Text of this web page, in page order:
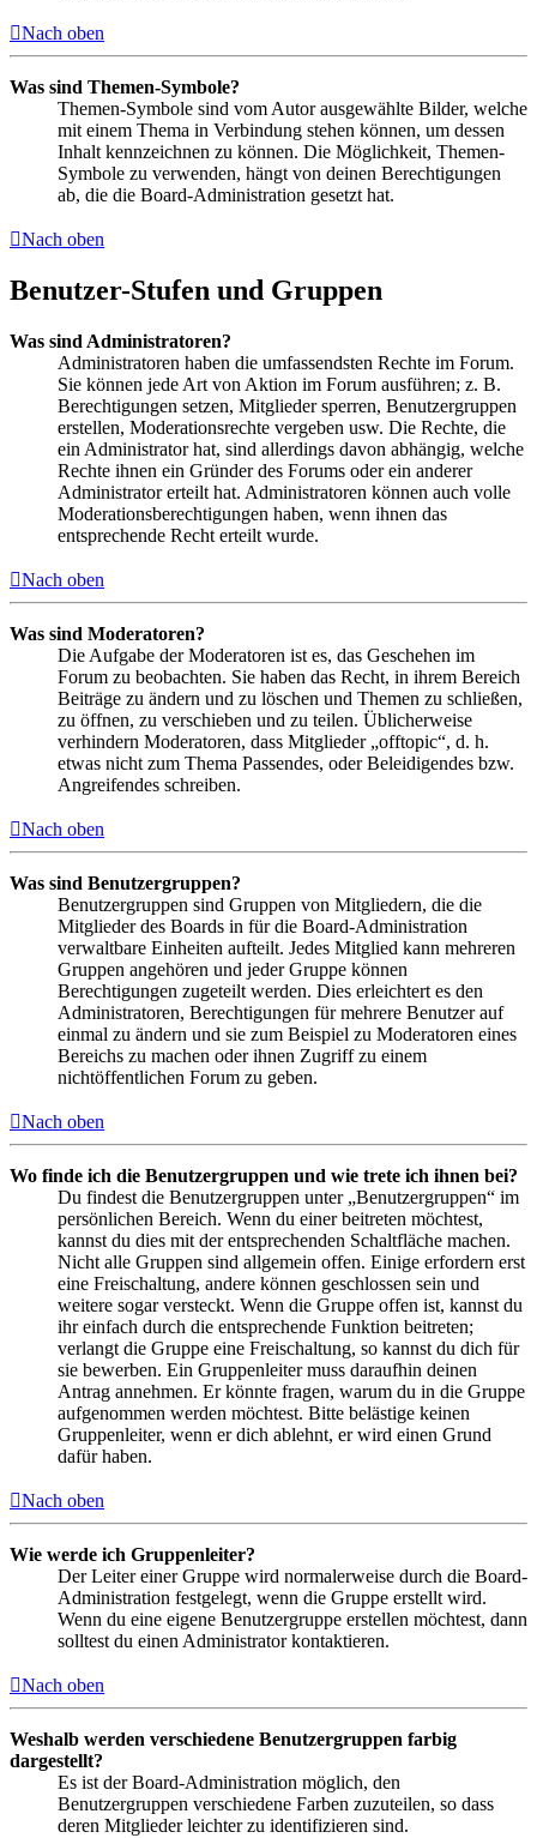
Nach oben
Was sind Themen-Symbole?
Themen-Symbole sind vom Autor ausgewählte Bilder, welche
mit einem Thema in Verbindung stehen können, um dessen
Inhalt kennzeichnen zu können. Die Möglichkeit, Themen-
Symbole zu verwenden, hängt von deinen Berechtigungen
ab, die die Board-Administration gesetzt hat.
Nach oben
Benutzer-Stufen und Gruppen
Was sind Administratoren?
Administratoren haben die umfassendsten Rechte im Forum.
Sie können jede Art von Aktion im Forum ausführen; z. B.
Berechtigungen setzen, Mitglieder sperren, Benutzergruppen
erstellen, Moderationsrechte vergeben usw. Die Rechte, die
ein Administrator hat, sind allerdings davon abhängig, welche
Rechte ihnen ein Gründer des Forums oder ein anderer
Administrator erteilt hat. Administratoren können auch volle
Moderationsberechtigungen haben, wenn ihnen das
entsprechende Recht erteilt wurde.
Nach oben
Was sind Moderatoren?
Die Aufgabe der Moderatoren ist es, das Geschehen im
Forum zu beobachten. Sie haben das Recht, in ihrem Bereich
Beiträge zu ändern und zu löschen und Themen zu schließen,
zu öffnen, zu verschieben und zu teilen. Üblicherweise
verhindern Moderatoren, dass Mitglieder „offtopic“, d. h.
etwas nicht zum Thema Passendes, oder Beleidigendes bzw.
Angreifendes schreiben.
Nach oben
Was sind Benutzergruppen?
Benutzergruppen sind Gruppen von Mitgliedern, die die
Mitglieder des Boards in für die Board-Administration
verwaltbare Einheiten aufteilt. Jedes Mitglied kann mehreren
Gruppen angehören und jeder Gruppe können
Berechtigungen zugeteilt werden. Dies erleichtert es den
Administratoren, Berechtigungen für mehrere Benutzer auf
einmal zu ändern und sie zum Beispiel zu Moderatoren eines
Bereichs zu machen oder ihnen Zugriff zu einem
nichtöffentlichen Forum zu geben.
Nach oben
Wo finde ich die Benutzergruppen und wie trete ich ihnen bei?
Du findest die Benutzergruppen unter „Benutzergruppen“ im
persönlichen Bereich. Wenn du einer beitreten möchtest,
kannst du dies mit der entsprechenden Schaltfläche machen.
Nicht alle Gruppen sind allgemein offen. Einige erfordern erst
eine Freischaltung, andere können geschlossen sein und
weitere sogar versteckt. Wenn die Gruppe offen ist, kannst du
ihr einfach durch die entsprechende Funktion beitreten;
verlangt die Gruppe eine Freischaltung, so kannst du dich für
sie bewerben. Ein Gruppenleiter muss daraufhin deinen
Antrag annehmen. Er könnte fragen, warum du in die Gruppe
aufgenommen werden möchtest. Bitte belästige keinen
Gruppenleiter, wenn er dich ablehnt, er wird einen Grund
dafür haben.
Nach oben
Wie werde ich Gruppenleiter?
Der Leiter einer Gruppe wird normalerweise durch die Board-
Administration festgelegt, wenn die Gruppe erstellt wird.
Wenn du eine eigene Benutzergruppe erstellen möchtest, dann
solltest du einen Administrator kontaktieren.
Nach oben
Weshalb werden verschiedene Benutzergruppen farbig
dargestellt?
Es ist der Board-Administration möglich, den
Benutzergruppen verschiedene Farben zuzuteilen, so dass
deren Mitglieder leichter zu identifizieren sind.